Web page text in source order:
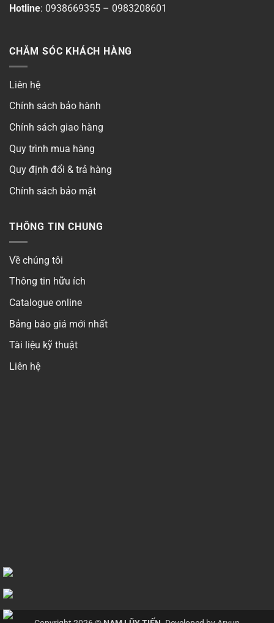
Hotline: 0938669355 – 0983208601
CHĂM SÓC KHÁCH HÀNG
Liên hệ
Chính sách bảo hành
Chính sách giao hàng
Quy trình mua hàng
Quy định đổi & trả hàng
Chính sách bảo mật
THÔNG TIN CHUNG
Về chúng tôi
Thông tin hữu ích
Catalogue online
Bảng báo giá mới nhất
Tài liệu kỹ thuật
Liên hệ